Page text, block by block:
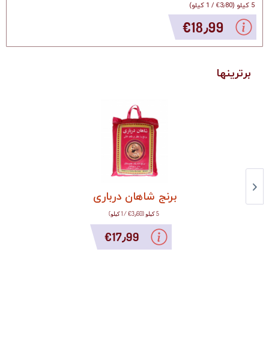
5 کیلو
(‎€3٫80 / 1 کیلو )
‎€18٫99
برترینها
برنج شاهان درباری
5 کیلو (‎€3٫60/1 کیلو )
‎€17٫99